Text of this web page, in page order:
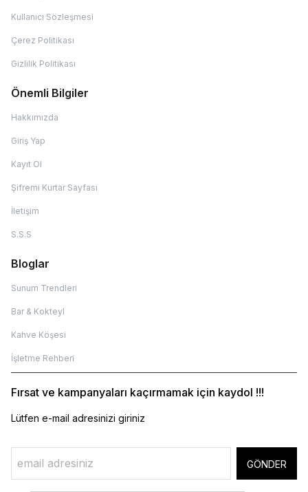
Kullanıcı Sözleşmesi
Çerez Politikası
Gizlilik Politikası
Önemli Bilgiler
Hakkımızda
Giriş Yap
Kayıt Ol
Şifremi Kurtar Sayfası
İletişim
S.S.S
Bloglar
Sunum Trendleri
Bar & Kokteyl
Kahve Köşesi
İşletme Rehberi
Fırsat ve kampanyaları kaçırmamak için kaydol !!!
Lütfen e-mail adresinizi giriniz
GÖNDER